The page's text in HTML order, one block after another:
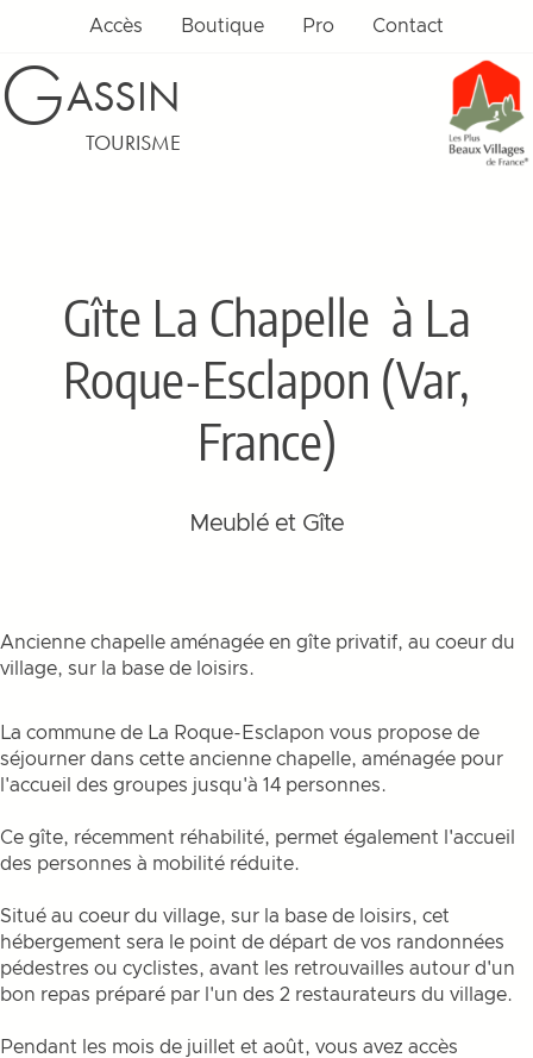
Accès Boutique Pro Contact
GASSIN
TOURISME
Gîte La Chapelle à La
Roque-Esclapon (Var,
France)
Meublé et Gîte
Ancienne chapelle aménagée en gîte privatif, au coeur du
village, sur la base de loisirs.
La commune de La Roque-Esclapon vous propose de
séjourner dans cette ancienne chapelle, aménagée pour
l'accueil des groupes jusqu'à 14 personnes.
Ce gîte, récemment réhabilité, permet également l'accueil
des personnes à mobilité réduite.
Situé au coeur du village, sur la base de loisirs, cet
hébergement sera le point de départ de vos randonnées
pédestres ou cyclistes, avant les retrouvailles autour d'un
bon repas préparé par l'un des 2 restaurateurs du village.
Pendant les mois de juillet et août, vous avez accès